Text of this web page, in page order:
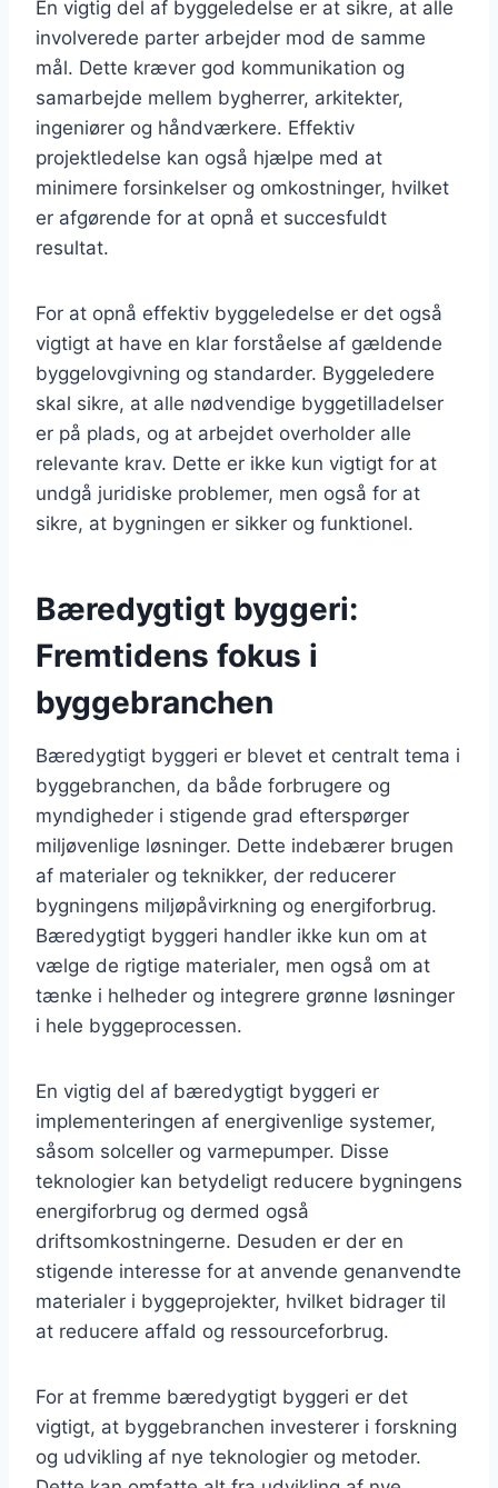
En vigtig del af byggeledelse er at sikre, at alle
involverede parter arbejder mod de samme
mål. Dette kræver god kommunikation og
samarbejde mellem bygherrer, arkitekter,
ingeniører og håndværkere. Effektiv
projektledelse kan også hjælpe med at
minimere forsinkelser og omkostninger, hvilket
er afgørende for at opnå et succesfuldt
resultat.
For at opnå effektiv byggeledelse er det også
vigtigt at have en klar forståelse af gældende
byggelovgivning og standarder. Byggeledere
skal sikre, at alle nødvendige byggetilladelser
er på plads, og at arbejdet overholder alle
relevante krav. Dette er ikke kun vigtigt for at
undgå juridiske problemer, men også for at
sikre, at bygningen er sikker og funktionel.
Bæredygtigt byggeri:
Fremtidens fokus i
byggebranchen
Bæredygtigt byggeri er blevet et centralt tema i
byggebranchen, da både forbrugere og
myndigheder i stigende grad efterspørger
miljøvenlige løsninger. Dette indebærer brugen
af materialer og teknikker, der reducerer
bygningens miljøpåvirkning og energiforbrug.
Bæredygtigt byggeri handler ikke kun om at
vælge de rigtige materialer, men også om at
tænke i helheder og integrere grønne løsninger
i hele byggeprocessen.
En vigtig del af bæredygtigt byggeri er
implementeringen af energivenlige systemer,
såsom solceller og varmepumper. Disse
teknologier kan betydeligt reducere bygningens
energiforbrug og dermed også
driftsomkostningerne. Desuden er der en
stigende interesse for at anvende genanvendte
materialer i byggeprojekter, hvilket bidrager til
at reducere affald og ressourceforbrug.
For at fremme bæredygtigt byggeri er det
vigtigt, at byggebranchen investerer i forskning
og udvikling af nye teknologier og metoder.